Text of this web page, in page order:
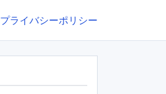
プライバシーポリシー